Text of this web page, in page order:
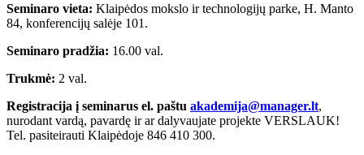
Seminaro vieta: Klaipėdos mokslo ir technologijų parke, H. Manto
84, konferencijų salėje 101.
Seminaro pradžia: 16.00 val.
Trukmė: 2 val.
Registracija į seminarus el. paštu akademija@manager.lt,
nurodant vardą, pavardę ir ar dalyvaujate projekte VERSLAUK!
Tel. pasiteirauti Klaipėdoje 846 410 300.